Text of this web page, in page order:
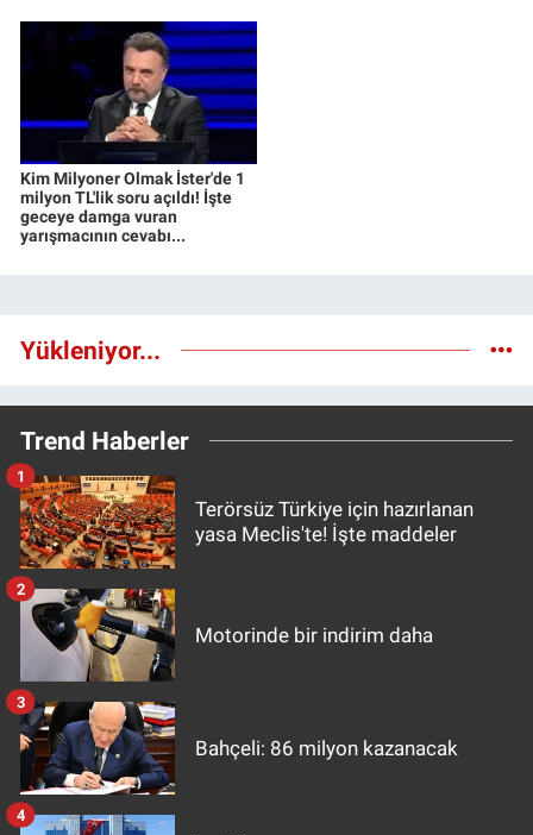
Kim Milyoner Olmak İster'de 1
milyon TL'lik soru açıldı! İşte
geceye damga vuran
yarışmacının cevabı...
Yükleniyor...
Trend Haberler
Terörsüz Türkiye için hazırlanan
yasa Meclis'te! İşte maddeler
1
Motorinde bir indirim daha
2
Bahçeli: 86 milyon kazanacak
3
4